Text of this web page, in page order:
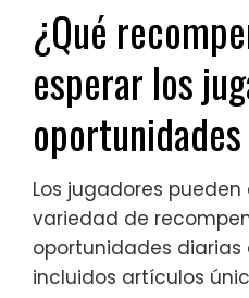
¿Qué
esperar los
Los jugadores
variedad de
oportunidades diarias
incluidos artículos